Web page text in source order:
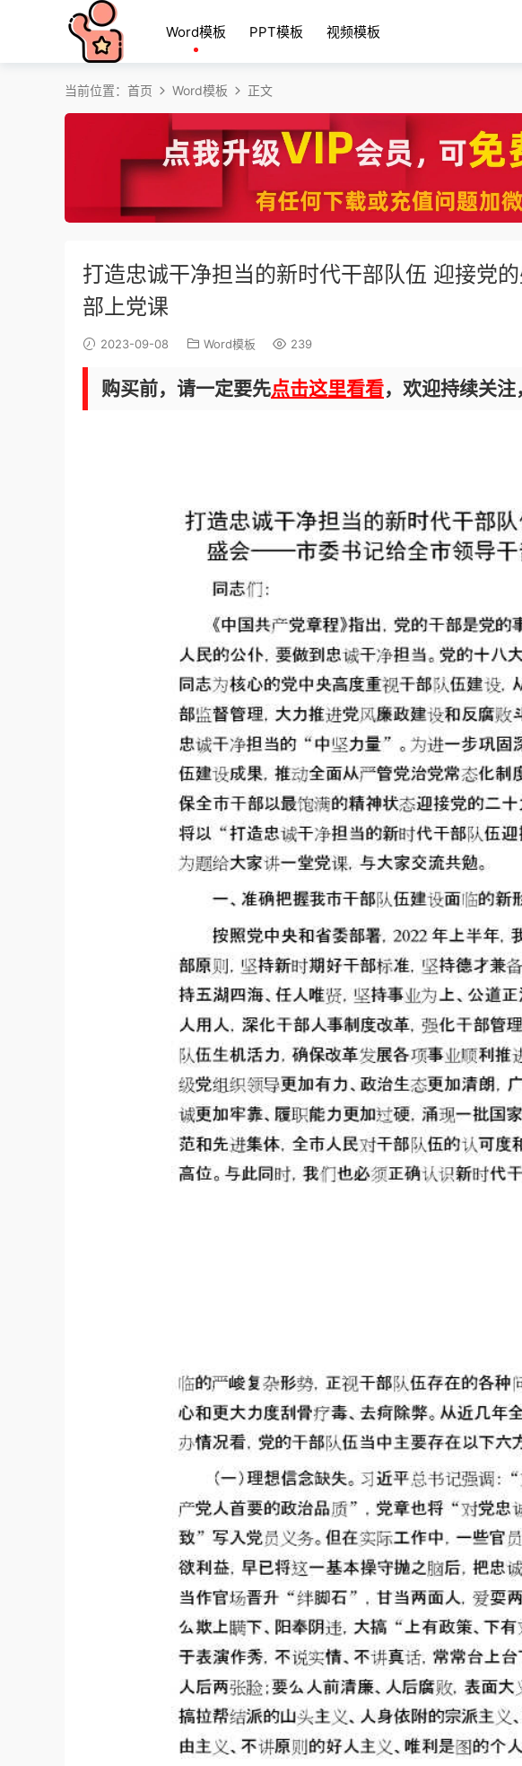
Word模板 PPT模板 视频模板
当前位置： 首页 Word模板 正文
打造忠诚干净担当的新时代干部队伍 迎接党
部上党课
2023-09-08 Word模板 239
购买前，请一定要先点击这里看看，欢迎持续关